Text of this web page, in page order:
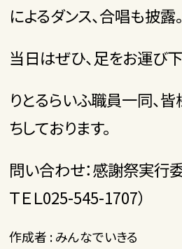
によるダンス、合唱も披露。
当日はぜひ、足をお運び下
りとるらいふ職員一同、
ちしております。
問い合わせ：感謝祭実行
ＴＥＬ025-545-1707）
作成者 : みんなでいきる